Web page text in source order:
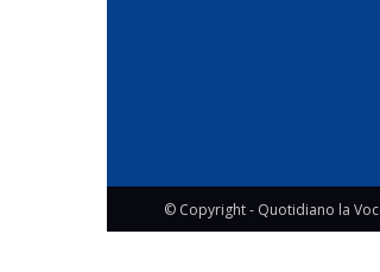
© Copyright - Quotidiano la